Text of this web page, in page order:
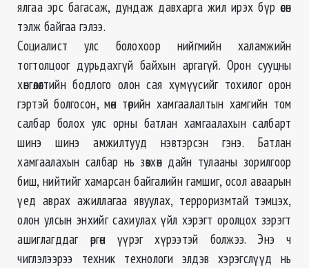
ялгаа эрс багасаж, дундаж давхарга жил ирэх бүр өсөн
тэлж байгаа гэлээ.
Социалист улс болохоор нийгмийн халамжийн
тогтолцоог дурьдахгүй байхын аргагүй. Орон сууцны
хөнгөлөлтийн бодлого олон сая хүмүүсийг тохилог орон
гэртэй болгосон, мөн төрийн хамгаалалтын хамгийн том
салбар болох улс орны батлан хамгаалахын салбарт
шинэ шинэ амжилтууд нэвтэрсэн гэнэ. Батлан
хамгаалахын салбар нь зөвхөн дайн тулааны зорилгоор
биш, нийтийг хамарсан байгалийн гамшиг, осол аваарын
үед аврах ажиллагаа явуулах, терроризмтай тэмцэх,
олон улсын энхийг сахиулах үйл хэрэгт оролцох зэрэгт
ашиглагддаг өргөн үүрэг хүрээтэй болжээ. Энэ ч
чиглэлээрээ техник технологи элдэв хэрэгслүүд нь